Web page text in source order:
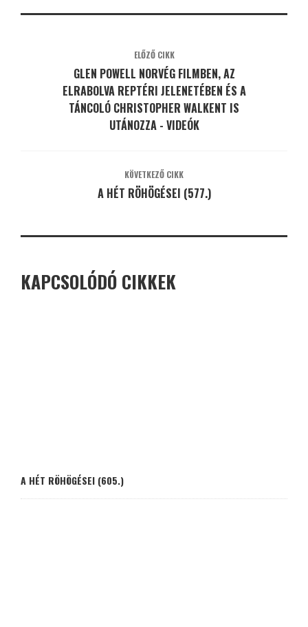
ELŐZŐ CIKK
GLEN POWELL NORVÉG FILMBEN, AZ
ELRABOLVA REPTÉRI JELENETÉBEN ÉS A
TÁNCOLÓ CHRISTOPHER WALKENT IS
UTÁNOZZA - VIDEÓK
KÖVETKEZŐ CIKK
A HÉT RÖHÖGÉSEI (577.)
KAPCSOLÓDÓ CIKKEK
A HÉT RÖHÖGÉSEI (605.)